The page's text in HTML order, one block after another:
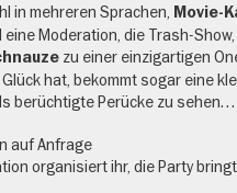
in mehreren Sprachen, Movie-
eine Moderation, die Trash-
zu einer einzigartigen
hat, bekommt sogar eine
berüchtigte Perücke zu sehen…
auf Anfrage
organisiert ihr, die Party